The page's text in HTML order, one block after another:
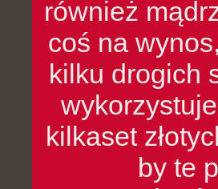
również
coś na
kilku drogich
kilkaset
by te